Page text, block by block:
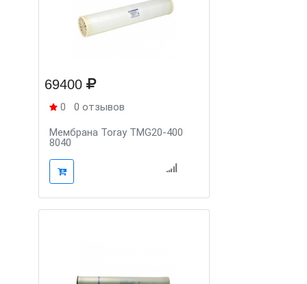
69400
0 0 отзывов
Мембрана Toray TMG20-400
8040